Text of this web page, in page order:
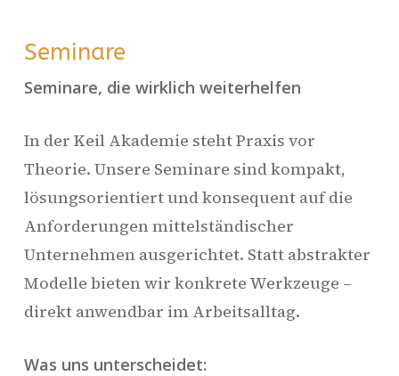
Seminare
Seminare, die wirklich weiterhelfen
In der Keil Akademie steht Praxis vor
Theorie. Unsere Seminare sind kompakt,
lösungsorientiert und konsequent auf die
Anforderungen mittelständischer
Unternehmen ausgerichtet. Statt abstrakter
Modelle bieten wir konkrete Werkzeuge –
direkt anwendbar im Arbeitsalltag.
Was uns unterscheidet: